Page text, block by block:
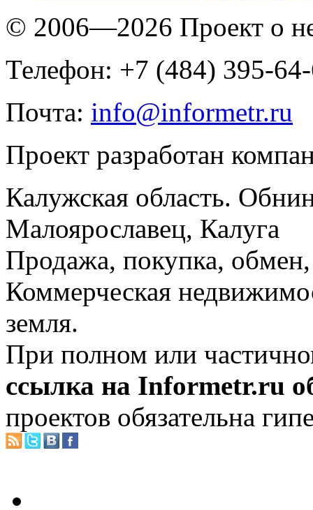
© 2006—2026 Проект о
Телефон: +7 (484) 395-
Почта: info@informetr.ru
Проект разработан
Калужская область.
Малоярославец, Калуга
Продажа, покупка, обмен,
Коммерческая
земля.
При полном или
ссылка на Informetr.ru
проектов обязательна